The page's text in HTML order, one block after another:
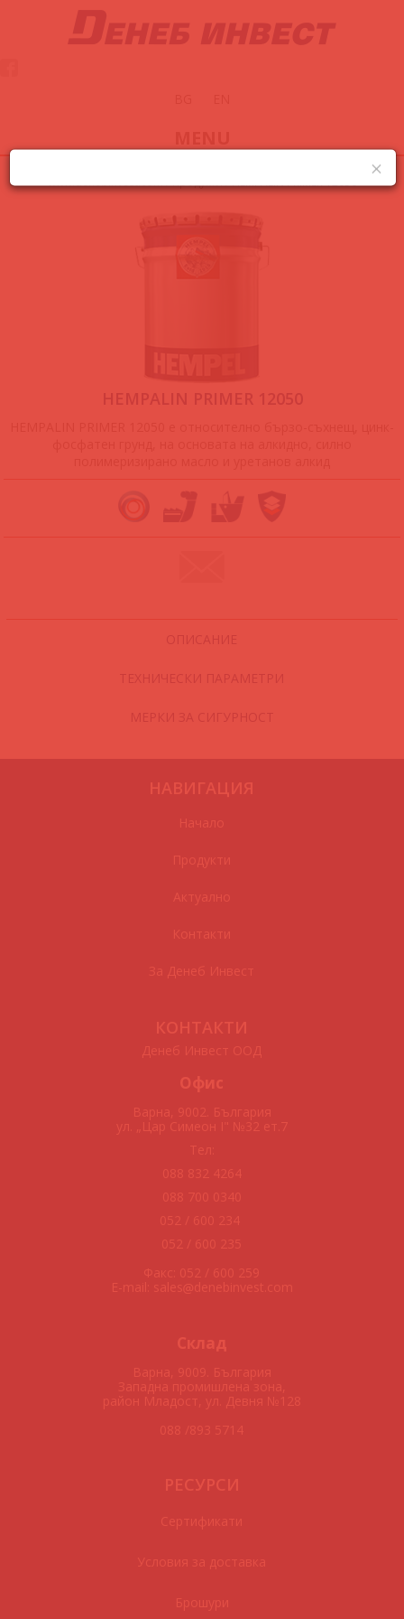
www.denebinvest.com/Продукти/HEMPALIN PRIMER 12050
HEMPALIN PRIMER 12050
ОПИСАНИЕ
ТЕХНИЧЕСКИ ПАРАМЕТРИ
МЕРКИ ЗА СИГУРНОСТ
НАВИГАЦИЯ
Начало
Продукти
Актуално
Контакти
За Денеб Инвест
КОНТАКТИ
Денеб Инвест ООД
Офис
Варна, 9002. България
ул. „Цар Симеон I" №32 ет.7
Тел:
088 832 4264
088 700 0340
052 / 600 234
052 / 600 235
Факс: 052 / 600 259
E-mail: sales
denebinvest.com
Склад
Варна, 9009. България
Западна промишлена зона,
район Младост, ул. Девня №128
088 /893 5714
РЕСУРСИ
Сертификати
Условия за доставка
Брошури